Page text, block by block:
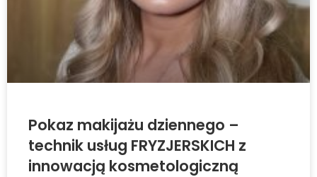
Pokaz makijażu dziennego –
technik usług FRYZJERSKICH z
innowacją kosmetologiczną